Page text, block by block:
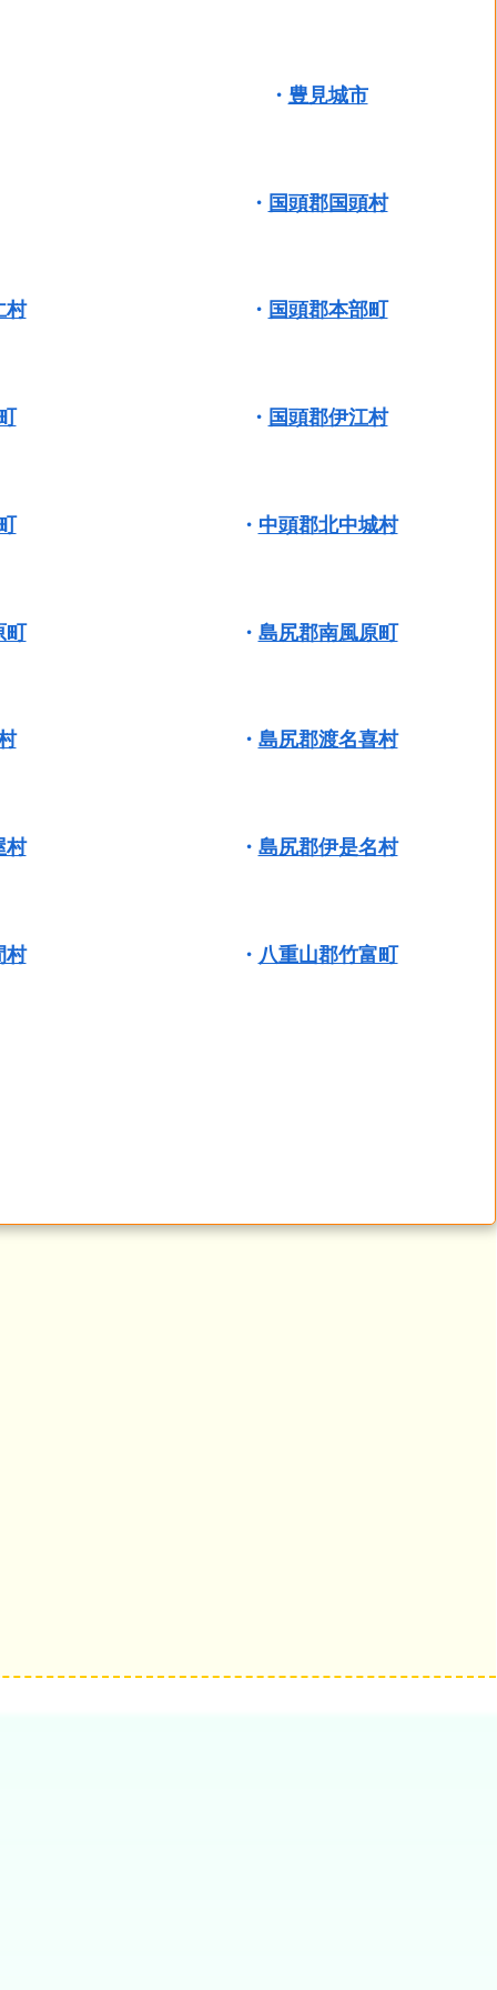
・ 豊見城市
・ 国頭郡国頭村
村 ・ 国頭郡本部町
・ 国頭郡伊江村
・ 中頭郡北中城村
町 ・ 島尻郡南風原町
・ 島尻郡渡名喜村
村 ・ 島尻郡伊是名村
村 ・ 八重山郡竹富町